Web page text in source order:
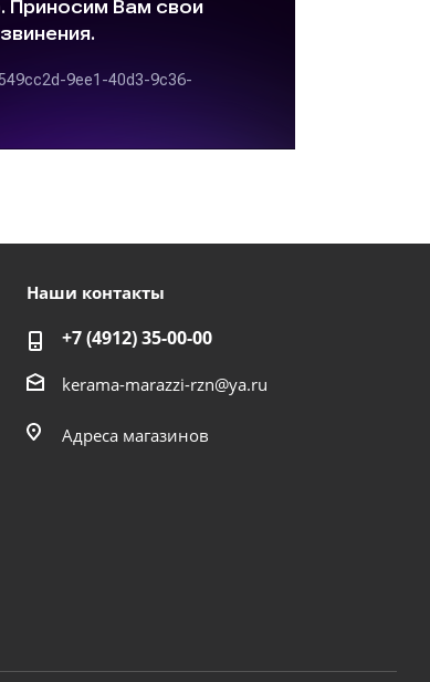
Наши контакты
+7 (4912) 35-00-00
kerama-marazzi-rzn@ya.ru
Адреса магазинов